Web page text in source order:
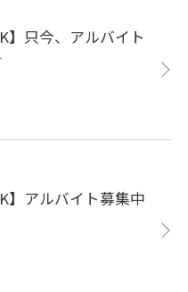
】只今、アルバイト
】アルバイト募集中